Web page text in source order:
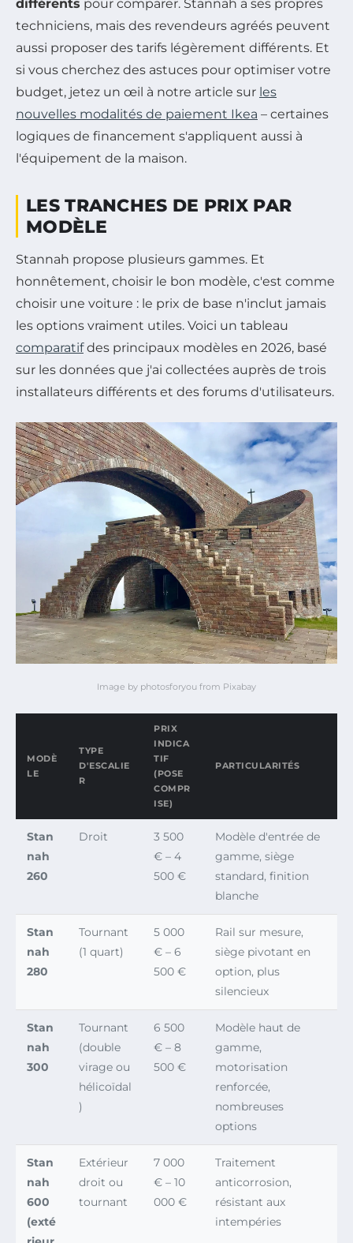
différents pour comparer. Stannah a ses propres
techniciens, mais des revendeurs agréés peuvent
aussi proposer des tarifs légèrement différents. Et
si vous cherchez des astuces pour optimiser votre
budget, jetez un œil à notre article sur les
nouvelles modalités de paiement Ikea – certaines
logiques de financement s'appliquent aussi à
l'équipement de la maison.
LES TRANCHES DE PRIX PAR
MODÈLE
Stannah propose plusieurs gammes. Et
honnêtement, choisir le bon modèle, c'est comme
choisir une voiture : le prix de base n'inclut jamais
les options vraiment utiles. Voici un tableau
comparatifdes principaux modèles en 2026, basé
sur les données que j'ai collectées auprès de trois
installateurs différents et des forums d'utilisateurs.
Image by photosforyou from Pixabay
MODÈ
LE
TYPE
D'ESCALIE
R
PRIX
INDICA
TIF
(POSE
COMPR
ISE)
PARTICULARITÉS
Stan
nah
260
Droit
3 500
€ – 4
500 €
Modèle d'entrée de
gamme, siège
standard, finition
blanche
Stan
nah
280
Tournant
(1 quart)
5 000
€ – 6
500 €
Rail sur mesure,
siège pivotant en
option, plus
silencieux
Stan
nah
300
Tournant
(double
virage ou
hélicoïdal
)
6 500
€ – 8
500 €
Modèle haut de
gamme,
motorisation
renforcée,
nombreuses
options
Stan
nah
600
(exté
Extérieur
droit ou
tournant
7 000
€ – 10
000 €
Traitement
anticorrosion,
résistant aux
intempéries